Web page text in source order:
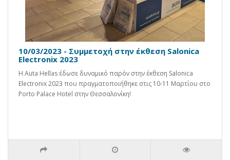
10/03/2023 - Συμμετοχή στην έκθεση Salonica
Electronix 2023
Η Auta Hellas έδωσε δυναμικό παρόν στην έκθεση Salonica
Electronix 2023 που πραγματοποιήθηκε στις 10-11 Μαρτίου στο
Porto Palace Hotel στην Θεσσαλονίκη!